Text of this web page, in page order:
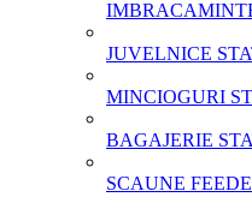
JUVELNICE
MINCIOGURI
BAGAJERIE
SCAUNE